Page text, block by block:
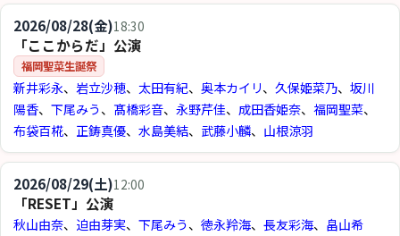
2026/08/28(金)18:30
「ここからだ」公演
福岡聖菜生誕祭
新井彩永、 岩立沙穂、 太田有紀、 奥本カイリ、 久保姫菜乃、 坂川
陽香、 下尾みう、 髙橋彩音、 永野芹佳、 成田香姫奈、 福岡聖菜、
布袋百椛、 正鋳真優、 水島美結、 武藤小麟、 山根涼羽
2026/08/29(土)12:00
「RESET」公演
秋山由奈、 迫由芽実、 下尾みう、 徳永羚海、 長友彩海、 畠山希